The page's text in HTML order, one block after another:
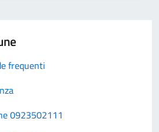
frequenti
0923502111